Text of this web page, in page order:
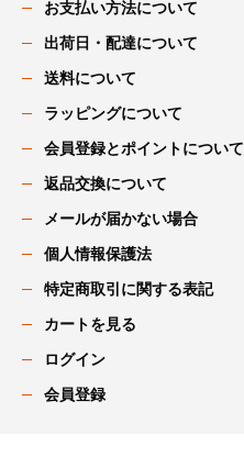
お支払い方法について
出荷日・配達について
送料について
ラッピングについて
会員登録とポイントについて
返品交換について
メールが届かない場合
個人情報保護法
特定商取引に関する表記
カートを見る
ログイン
会員登録